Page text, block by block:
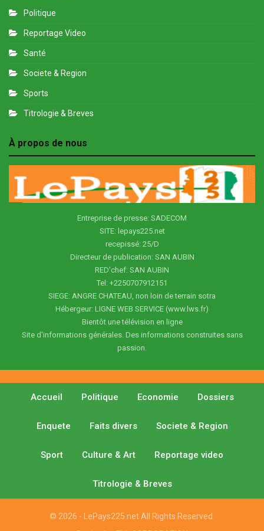
Politique
Reportage Video
Santé
Societe & Region
Sports
Titrologie & Breves
À propos de nous
Entreprise de presse: SADECOM
SITE: lepays225.net
recepissé: 25/D
Directeur de publication: SAN AUBIN
RED'chef: SAN AUBIN
Tel: +2250707912151
SIEGE: ANGRE CHATEAU, non loin de terrain sotra
Hébergeur: LIGNE WEB SERVICE (www.lws.fr)
Bientôt une télévision en ligne
Site d'informations générales. Des informations construites sans
passion.
Accueil Politique Economie Dossiers
Enquete Faits divers Societe & Region
Sport Culture & Art Reportage video
Titrologie & Breves
© 2026 - LePays225.net All Rights Reserved.